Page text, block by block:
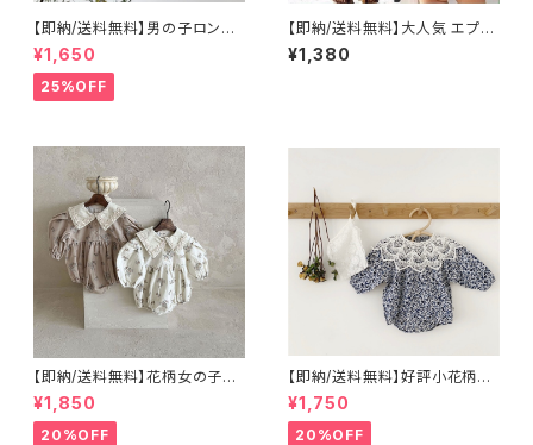
【即納/送料無料】男の子ロンパ
ース女の子ロンパースくまちゃ
んモチーフ厚手ベビーロンパー
ス
¥1,650
25%OFF
【即納/送料無料】大人気 エプロ
ン風 ワンピース セットアップ 2
点セット 海外子供服韓国子供
¥1,380
【即納/送料無料】花柄女の子ロ
ンパースベビーロンパースハー
フバースデー 百日祝いコーデ
セット 女の子長袖ロンパー
¥1,850
20%OFF
【即納/送料無料】好評小花柄3
点セットボンネット付女の子長袖
春ロンパース長袖子供ロンパー
ス 1歳お祝い SNS映えロン
¥1,750
20%OFF